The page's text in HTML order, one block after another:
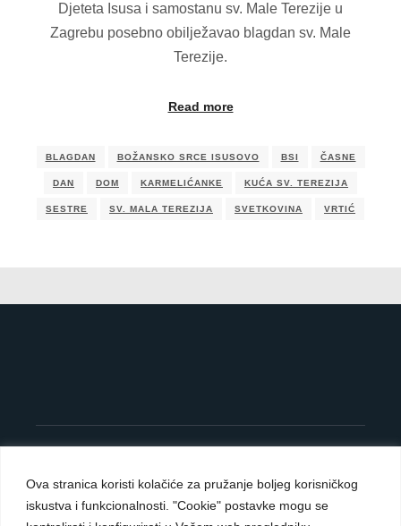
Ova stranica koristi kolačiće za pružanje boljeg korisničkog
iskustva i funkcionalnosti. "Cookie" postavke mogu se
Djeteta Isusa i samostanu sv. Male Terezije u
Zagrebu posebno obilježavao blagdan sv. Male
Terezije.
Read more
BLAGDAN BOŽANSKO SRCE ISUSOVO BSI ČASNE
DAN DOM KARMELIĆANKE KUĆA SV. TEREZIJA
SESTRE SV. MALA TEREZIJA SVETKOVINA VRTIĆ
−
Carmelite Sisters DCJ. Made in Kingdom of God.